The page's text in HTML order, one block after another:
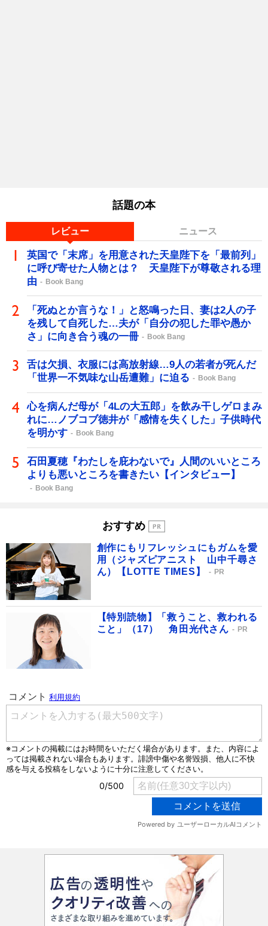
話題の本
レビュー ニュース
英国で「末席」を用意された天皇陛下を「最前列」
に呼び寄せた人物とは？ 天皇陛下が尊敬される理
由
Book Bang
「死ぬとか言うな！」と怒鳴った日、妻は2人の子
を残して自死した…夫が「自分の犯した罪や愚か
さ」に向き合う魂の一冊
Book Bang
舌は欠損、衣服には高放射線…9人の若者が死んだ
「世界一不気味な山岳遭難」に迫る
Book Bang
心を病んだ母が「4Lの大五郎」を飲み干しゲロまみ
れに…ノブコブ徳井が「感情を失くした」子供時代
を明かす
Book Bang
石田夏穂『わたしを庇わないで』人間のいいところ
よりも悪いところを書きたい【インタビュー】
Book Bang
おすすめ
創作にもリフレッシュにもガムを愛
用（ジャズピアニスト 山中千尋さ
ん）【LOTTE TIMES】
PR
【特別読物】「救うこと、救われる
こと」（17） 角田光代さん
PR